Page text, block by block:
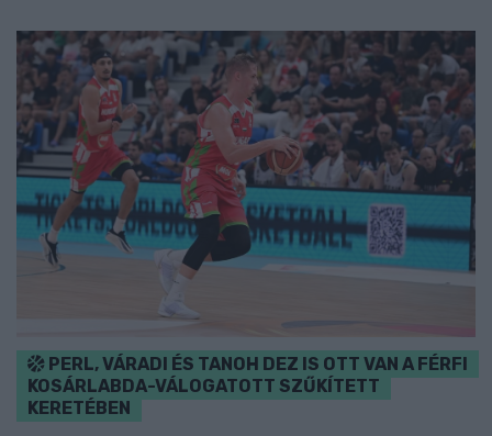
PERL, VÁRADI ÉS TANOH DEZ IS OTT VAN A FÉRFI
KOSÁRLABDA-VÁLOGATOTT SZŰKÍTETT
KERETÉBEN